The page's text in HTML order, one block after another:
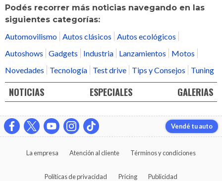
Podés recorrer más noticias navegando en las
siguientes categorías:
Automovilismo
Autos clásicos
Autos ecológicos
Autoshows
Gadgets Industria Lanzamientos
Motos
Novedades
Tecnología Test drive Tips y Consejos Tuning
NOTICIAS ESPECIALES GALERIAS
Vendé tu auto
La empresa Atención al cliente Términos y condiciones
Políticas de privacidad Pricing Publicidad